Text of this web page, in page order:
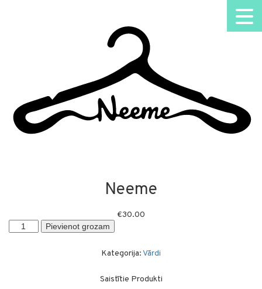
Neeme
€30.00
Neeme
daudzums
Pievienot grozam
Kategorija:Vārdi
Saistītie Produkti